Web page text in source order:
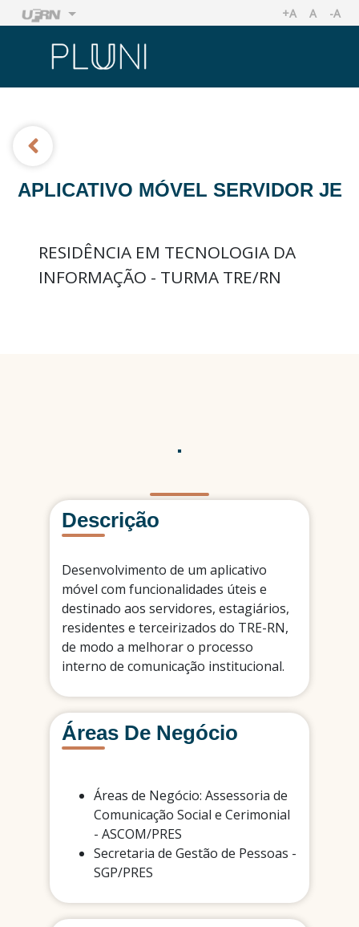
Ir
Ir
+AAUMENTAR
A -A
APLICATIVO MÓVEL SERVIDOR JE
RESIDÊNCIA EM TECNOLOGIA DA
INFORMAÇÃO - TURMA TRE/RN
.
Descrição
Desenvolvimento de um aplicativo
móvel com funcionalidades úteis e
destinado aos servidores, estagiários,
residentes e terceirizados do TRE-RN,
de modo a melhorar o processo
interno de comunicação institucional.
Áreas De Negócio
Áreas de Negócio: Assessoria de
Comunicação Social e Cerimonial
- ASCOM/PRES
Secretaria de Gestão de Pessoas -
SGP/PRES